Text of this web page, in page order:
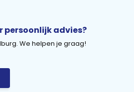
persoonlijk advies?
We helpen je graag!